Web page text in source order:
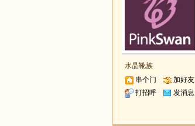
水晶靴族
串个门
加好友
打招呼
发消息